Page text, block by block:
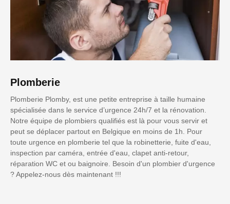
Plomberie
Plomberie Plomby, est une petite entreprise à taille humaine
spécialisée dans le service d’urgence 24h/7 et la rénovation.
Notre équipe de plombiers qualifiés est là pour vous servir et
peut se déplacer partout en Belgique en moins de 1h. Pour
toute urgence en plomberie tel que la robinetterie, fuite d'eau,
inspection par caméra, entrée d'eau, clapet anti-retour,
réparation WC et ou baignoire. Besoin d'un plombier d'urgence
? Appelez-nous dès maintenant !!!